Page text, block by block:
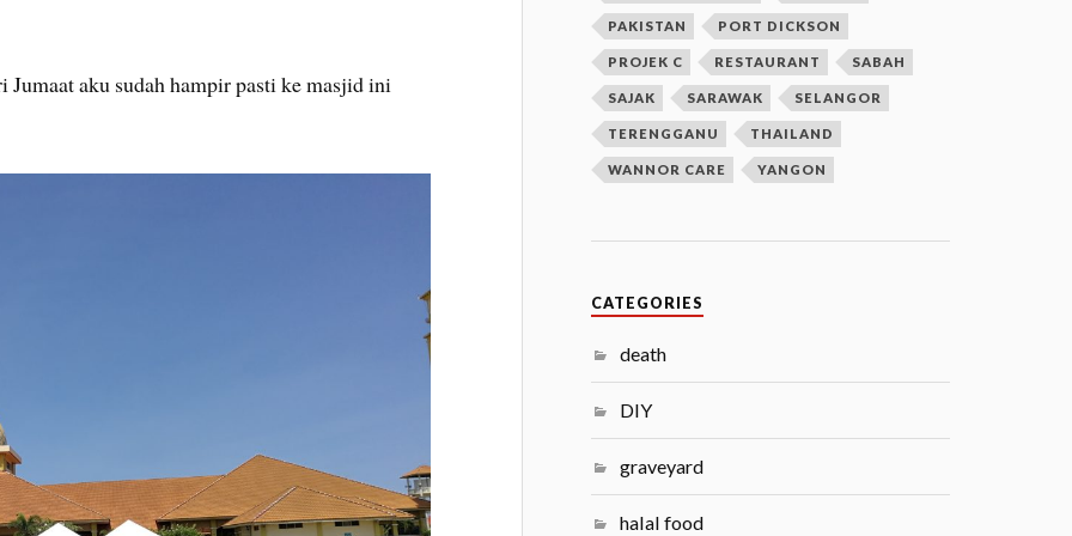
aku sudah hampir pasti ke masjid ini
PAKISTAN PORT DICKSON
PROJEK C RESTAURANT SABAH
SAJAK SARAWAK SELANGOR
TERENGGANU THAILAND
WANNOR CARE YANGON
CATEGORIES
death
DIY
graveyard
halal food